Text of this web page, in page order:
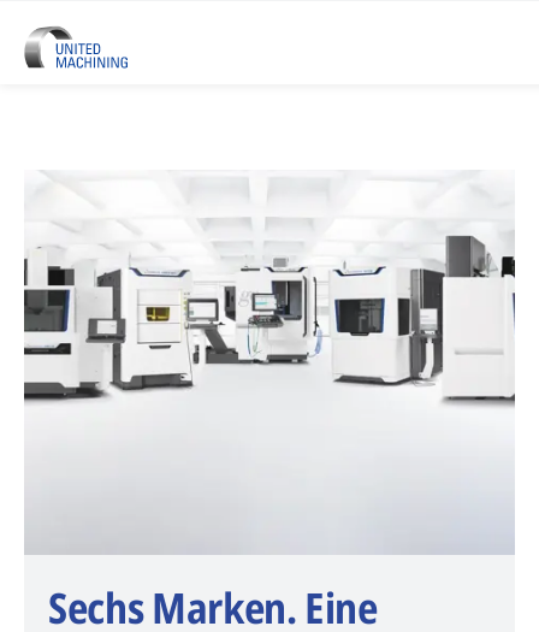
UNITED MACHINING –
Sechs Marken. Eine